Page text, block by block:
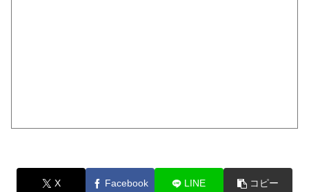
X Facebook LINE コピー